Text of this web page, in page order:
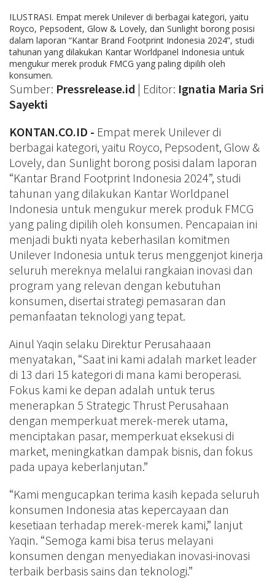
ILUSTRASI. Empat merek Unilever di berbagai kategori, yaitu
Royco, Pepsodent, Glow & Lovely, dan Sunlight borong posisi
dalam laporan “Kantar Brand Footprint Indonesia 2024”, studi
tahunan yang dilakukan Kantar Worldpanel Indonesia untuk
mengukur merek produk FMCG yang paling dipilih oleh
konsumen.
Sumber: Pressrelease.id | Editor: Ignatia Maria Sri
Sayekti
KONTAN.CO.ID - Empat merek Unilever di
berbagai kategori, yaitu Royco, Pepsodent, Glow &
Lovely, dan Sunlight borong posisi dalam laporan
“Kantar Brand Footprint Indonesia 2024”, studi
tahunan yang dilakukan Kantar Worldpanel
Indonesia untuk mengukur merek produk FMCG
yang paling dipilih oleh konsumen. Pencapaian ini
menjadi bukti nyata keberhasilan komitmen
Unilever Indonesia untuk terus menggenjot kinerja
seluruh mereknya melalui rangkaian inovasi dan
program yang relevan dengan kebutuhan
konsumen, disertai strategi pemasaran dan
pemanfaatan teknologi yang tepat.
Ainul Yaqin selaku Direktur Perusahaaan
menyatakan, “Saat ini kami adalah market leader
di 13 dari 15 kategori di mana kami beroperasi.
Fokus kami ke depan adalah untuk terus
menerapkan 5 Strategic Thrust Perusahaan
dengan memperkuat merek-merek utama,
menciptakan pasar, memperkuat eksekusi di
market, meningkatkan dampak bisnis, dan fokus
pada upaya keberlanjutan.”
“Kami mengucapkan terima kasih kepada seluruh
konsumen Indonesia atas kepercayaan dan
kesetiaan terhadap merek-merek kami,” lanjut
Yaqin. “Semoga kami bisa terus melayani
konsumen dengan menyediakan inovasi-inovasi
terbaik berbasis sains dan teknologi.”